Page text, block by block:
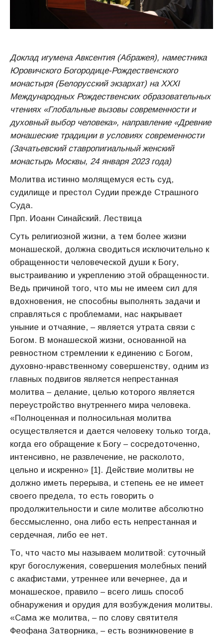
Доклад игумена Авксентия (Абражея), наместника
Юровичского Богородице-Рождественского
монастыря (Белорусский экзархат) на XXXI
Международных Рождественских образовательных
чтениях «Глобальные вызовы современности и
духовный выбор человека», направление «Древние
монашеские традиции в условиях современности
(Зачатьевский ставропигиальный женский
монастырь Москвы, 24 января 2023 года)
Молитва истинно молящемуся есть суд,
судилище и престол Судии прежде Страшного
Суда.
Прп. Иоанн Синайский. Лествица
Суть религиозной жизни, а тем более жизни
монашеской, должна сводиться исключительно к
обращенности человеческой души к Богу,
выстраиванию и укреплению этой обращенности.
Ведь причиной того, что мы не имеем сил для
вдохновения, не способны выполнять задачи и
справляться с проблемами, нас накрывает
уныние и отчаяние, – является утрата связи с
Богом. В монашеской жизни, основанной на
ревностном стремлении к единению с Богом,
духовно-нравственному совершенству, одним из
главных подвигов является непрестанная
молитва – делание, целью которого является
переустройство внутреннего мира человека.
«Полноценная и полносильная молитва
осуществляется и дается человеку только тогда,
когда его обращение к Богу – сосредоточенно,
интенсивно, не развлечение, не расколото,
цельно и искренно» [1]. Действие молитвы не
должно иметь перерыва, и степень ее не имеет
своего предела, то есть говорить о
продолжительности и силе молитве абсолютно
бессмысленно, она либо есть непрестанная и
сердечная, либо ее нет.
То, что часто мы называем молитвой: суточный
круг богослужения, совершения молебных пений
с акафистами, утреннее или вечернее, да и
монашеское, правило – всего лишь способ
обнаружения и орудия для возбуждения молитвы.
«Сама же молитва, – по слову святителя
Феофана Затворника, – есть возникновение в